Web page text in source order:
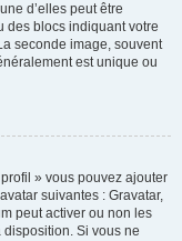
d’elles peut être
des blocs indiquant votre
seconde image, souvent
est unique ou
» vous pouvez ajouter
suivantes : Gravatar,
peut activer ou non les
Si vous ne